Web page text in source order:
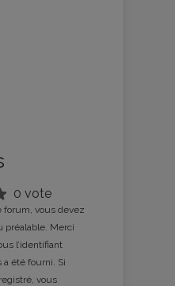
0 vote
forum, vous devez
préalable. Merci
l’identifiant
a été fourni. Si
vous